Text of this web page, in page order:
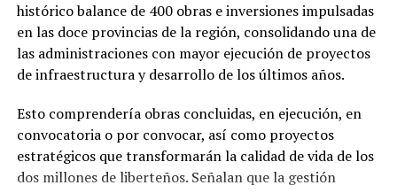
histórico balance de 400 obras e inversiones impulsadas
en las doce provincias de la región, consolidando una de
las administraciones con mayor ejecución de proyectos
de infraestructura y desarrollo de los últimos años.
Esto comprendería obras concluidas, en ejecución, en
convocatoria o por convocar, así como proyectos
estratégicos que transformarán la calidad de vida de los
dos millones de liberteños. Señalan que la gestión